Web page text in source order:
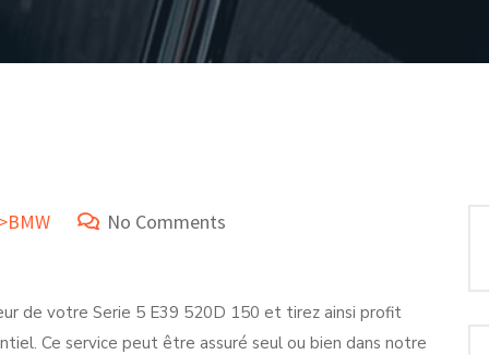
No Comments
de votre Serie 5 E39 520D 150 et tirez ainsi profit
Ce service peut être assuré seul ou bien dans notre